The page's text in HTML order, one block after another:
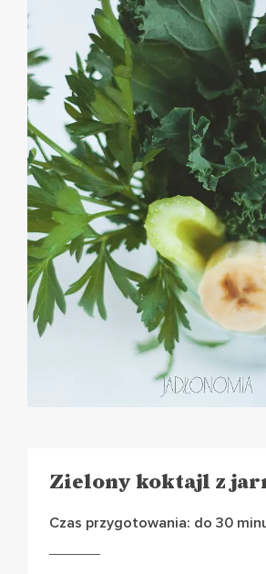
Zielony koktajl z
Czas przygotowania: do 30